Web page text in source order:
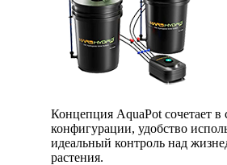
Концепция AquaPot сочетает в
конфигурации, удобство
идеальный контроль над
растения.